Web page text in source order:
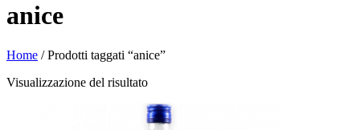
anice
Home / Prodotti taggati “anice”
Visualizzazione del risultato